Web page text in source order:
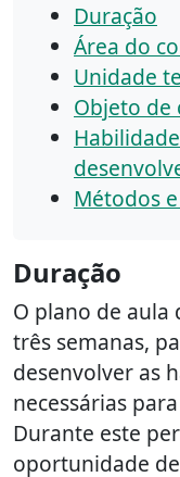
Duração
Área do
Unidade
Objeto de
Métodos
Duração
O plano de
três semanas,
desenvolver as
necessárias
Durante este
oportunidade